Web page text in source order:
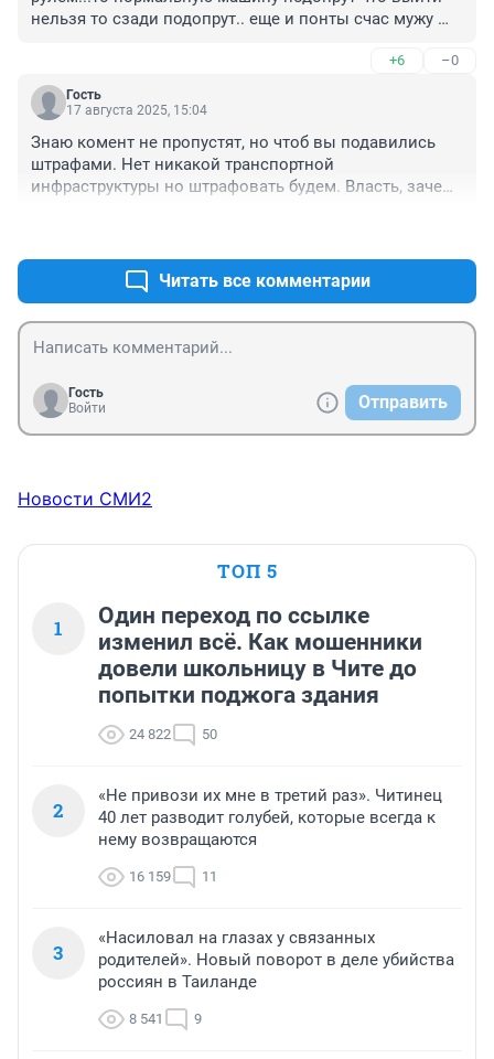
нельзя то сзади подопрут.. еще и понты счас мужу
+6 –0
Гость
17 августа 2025, 15:04
Знаю комент не пропустят, но чтоб вы подавились
штрафами. Нет никакой транспортной
инфраструктуры но штрафовать будем. Власть, зачем
Читать все комментарии
Гость
Войти
Отправить
Новости СМИ2
ТОП 5
1
Один переход по ссылке
изменил всё. Как мошенники
довели школьницу в Чите до
попытки поджога здания
24 822 50
2
«Не привози их мне в третий раз». Читинец
40 лет разводит голубей, которые всегда к
нему возвращаются
16 159 11
3
«Насиловал на глазах у связанных
родителей». Новый поворот в деле убийства
россиян в Таиланде
8 541 9